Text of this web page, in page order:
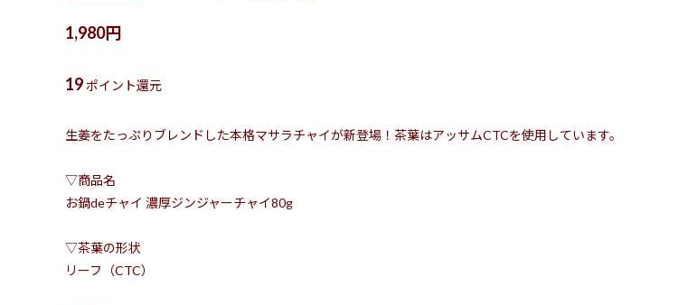
1,980円
19ポイント還元
生姜をたっぷりブレンドした本格マサラチャイが新登場！茶葉はアッサムCTCを使用しています。
▽商品名
お鍋deチャイ 濃厚ジンジャーチャイ80g
▽茶葉の形状
リーフ（CTC）